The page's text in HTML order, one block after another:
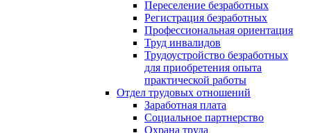
Переселение безработных
Регистрация безработных
Профессиональная ориентация
Труд инвалидов
Трудоустройство безработных
для приобретения опыта
практической работы
Отдел трудовых отношений
Заработная плата
Социальное партнерство
Охрана труда